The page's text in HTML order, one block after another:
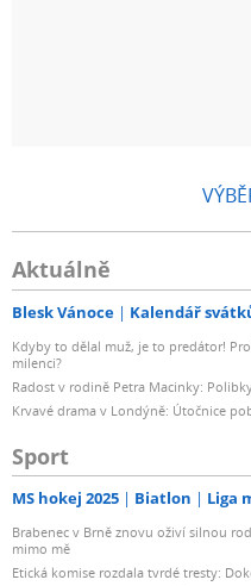
Aktuálně
Blesk Vánoce Kalendář
Kdyby to dělal muž, je to predátor!
milenci?
Radost v rodině Petra Macinky:
Krvavé drama v Londýně: Útočnice
Sport
MS hokej 2025 Biatlon Liga
Brabenec v Brně znovu oživí silnou
mimo mě
Etická komise rozdala tvrdé tresty: